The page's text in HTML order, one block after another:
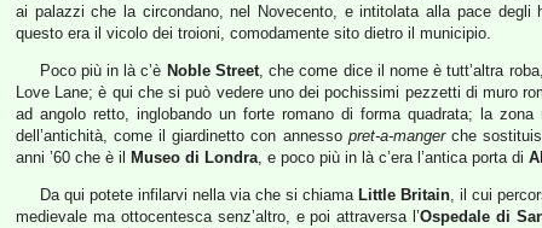
ai palazzi che la circondano, nel Novecento, e intitolata alla pace degli
questo era il vicolo dei troioni, comodamente sito dietro il municipio.
Poco più in là c’è Noble Street, che come dice il nome è tutt’altra
Love Lane; è qui che si può vedere uno dei pochissimi pezzetti di muro
ad angolo retto, inglobando un forte romano di forma quadrata; la
dell’antichità, come il giardinetto con annesso pret-a-mangerche
anni ’60 che è il
Museo di Londra, e poco più in là c’era l’antica porta di
Da qui potete infilarvi nella via che si chiama Little Britain, il cui
medievale ma ottocentesca senz’altro, e poi attraversa l’Ospedale di